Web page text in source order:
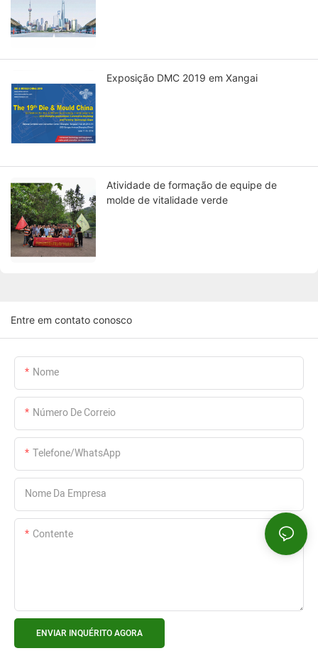
Exposição DMC 2019 em Xangai
Atividade de formação de equipe de
molde de vitalidade verde
Entre em contato conosco
Nome
Número De Correio
Telefone/WhatsApp
Nome Da Empresa
Contente
ENVIAR INQUÉRITO AGORA